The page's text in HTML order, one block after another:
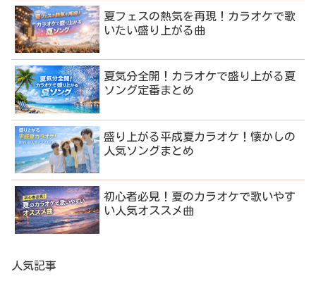
夏フェスの熱気を再現！カラオケで歌
いたい盛り上がる曲
夏気分全開！カラオケで盛り上がる夏
ソング定番まとめ
盛り上がる平成夏カラオケ！懐かしの
人気ソングまとめ
初心者必見！夏のカラオケで歌いやす
い人気オススメ曲
人気記事